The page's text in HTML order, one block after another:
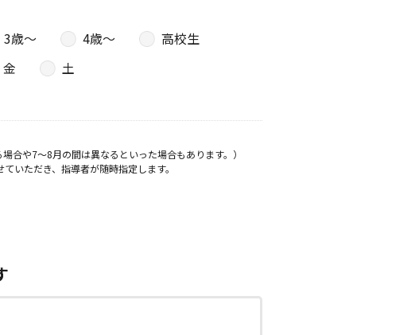
3歳〜 4歳〜
高校生
金
土
や7～8月の間は異なるといった場合もあります。）
いただき、指導者が随時指定します。